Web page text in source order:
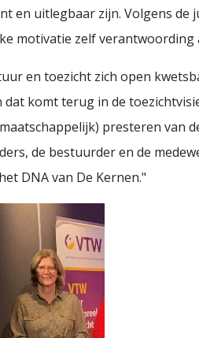
en uitlegbaar zijn. Volgens de
motivatie zelf verantwoording
en toezicht zich open
komt terug in de
presteren van
de bestuurder en de
DNA van De Kernen."